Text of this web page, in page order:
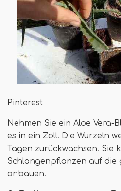
Pinterest
Nehmen Sie ein Aloe Vera-
es in ein Zoll. Die Wurzeln
Tagen zurückwachsen. Sie
Schlangenpflanzen auf die
anbauen.